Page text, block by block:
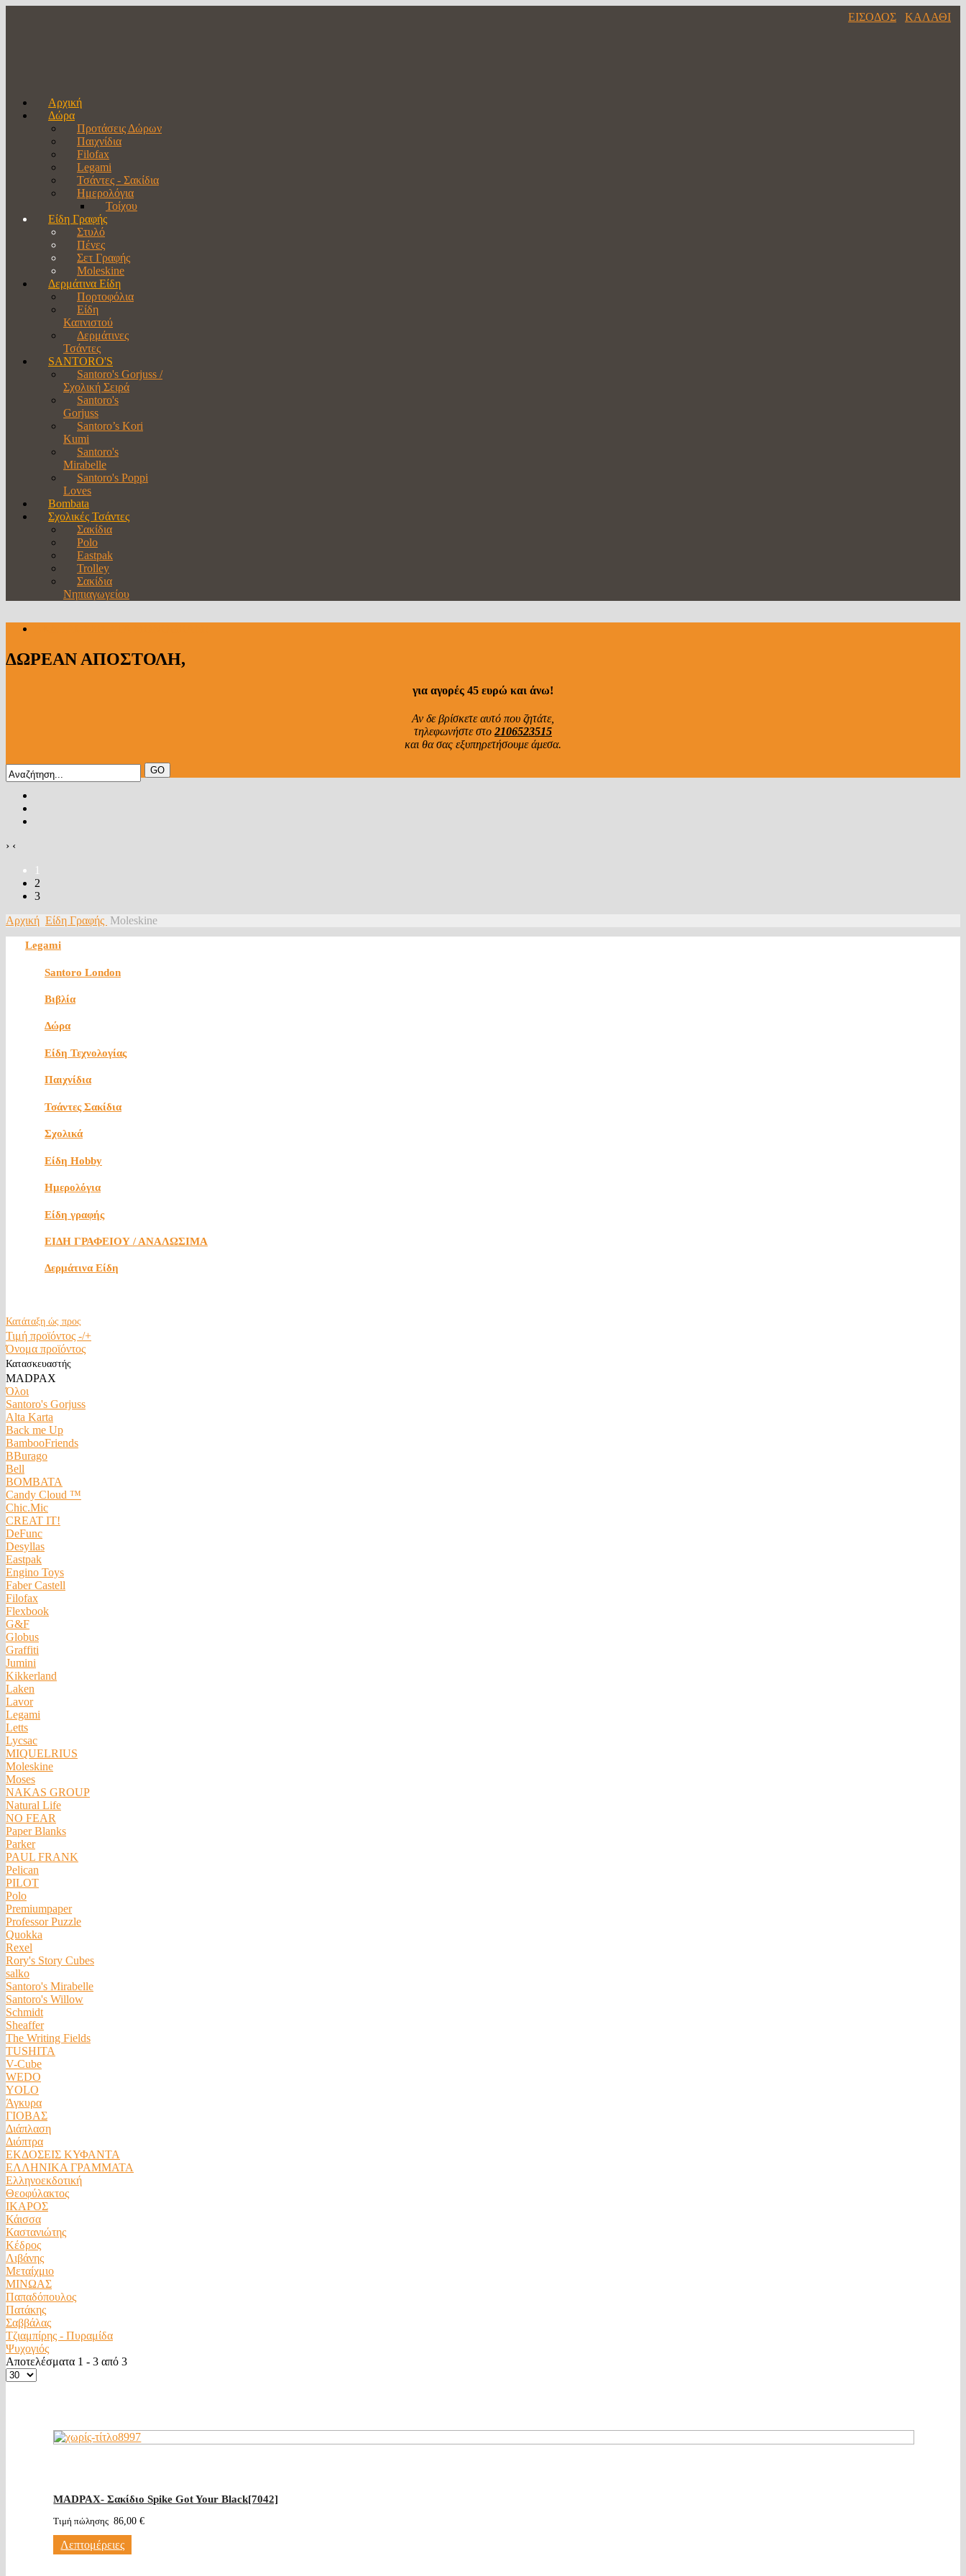
ΕΙΣΟΔΟΣ ΚΑΛΑΘΙ
Αρχική
Δώρα
Προτάσεις Δώρων
Παιχνίδια
Filofax
Legami
Τσάντες - Σακίδια
Ημερολόγια
Τοίχου
Είδη Γραφής
Στυλό
Πένες
Σετ Γραφής
Moleskine
Δερμάτινα Είδη
Πορτοφόλια
Είδη
Καπνιστού
Δερμάτινες
Τσάντες
SANTORO'S
Santoro's Gorjuss /
Σχολική Σειρά
Santoro's
Gorjuss
Santoro’s Kori
Kumi
Santoro's
Mirabelle
Santoro's Poppi
Loves
Bombata
Σχολικές Τσάντες
Σακίδια
Polo
Eastpak
Trolley
Σακίδια
Νηπιαγωγείου
ΔΩΡΕΑΝ ΑΠΟΣΤΟΛΗ,
για αγορές 45 ευρώ και άνω!
Αν δε βρίσκετε αυτό που ζητάτε,
τηλεφωνήστε στο2106523515
και θα σας εξυπηρετήσουμε άμεσα.
› ‹
1
2
3
Αρχική Είδη Γραφής Moleskine
Legami
Santoro London
Βιβλία
Δώρα
Είδη Τεχνολογίας
Παιχνίδια
Τσάντες Σακίδια
Σχολικά
Είδη Hobby
Ημερολόγια
Είδη γραφής
ΕΙΔΗ ΓΡΑΦΕΙΟΥ / ΑΝΑΛΩΣΙΜΑ
Δερμάτινα Είδη
Κατάταξη ώς προς
Τιμή προϊόντος -/+
Όνομα προϊόντος
Κατασκευαστής
MADPAX
Όλοι
Santoro's Gorjuss
Alta Karta
Back me Up
BambooFriends
BBurago
Bell
BOMBATA
Candy Cloud ™
Chic.Mic
CREAT IT!
DeFunc
Desyllas
Eastpak
Engino Toys
Faber Castell
Filofax
Flexbook
G&F
Globus
Graffiti
Jumini
Kikkerland
Laken
Lavor
Legami
Letts
Lycsac
MIQUELRIUS
Moleskine
Moses
NAKAS GROUP
Natural Life
NO FEAR
Paper Blanks
Parker
PAUL FRANK
Pelican
PILOT
Polo
Premiumpaper
Professor Puzzle
Quokka
Rexel
Rory's Story Cubes
salko
Santoro's Mirabelle
Santoro's Willow
Schmidt
Sheaffer
The Writing Fields
TUSHITA
V-Cube
WEDO
YOLO
Άγκυρα
ΓΙΟΒΑΣ
Διάπλαση
Διόπτρα
ΕΚΔΟΣΕΙΣ ΚΥΦΑΝΤΑ
ΕΛΛΗΝΙΚΑ ΓΡΑΜΜΑΤΑ
Ελληνοεκδοτική
Θεοφύλακτος
ΙΚΑΡΟΣ
Κάισσα
Καστανιώτης
Κέδρος
Λιβάνης
Μεταίχμιο
ΜΙΝΩΑΣ
Παπαδόπουλος
Πατάκης
Σαββάλας
Τζιαμπίρης - Πυραμίδα
Ψυχογιός
Αποτελέσματα 1 - 3 από 3
MADPAX- Σακίδιο Spike Got Your Black[7042]
Τιμή πώλησης 86,00 €
Λεπτομέρειες